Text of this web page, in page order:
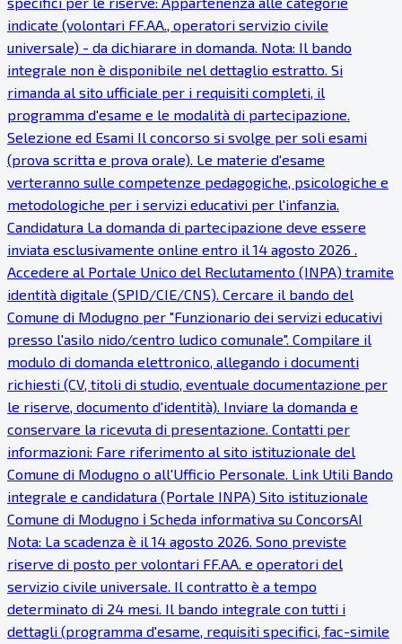
indicate (volontari FF.AA., operatori servizio civile
universale) - da dichiarare in domanda. Nota: Il bando
integrale non è disponibile nel dettaglio estratto. Si
rimanda al sito ufficiale per i requisiti completi, il
programma d'esame e le modalità di partecipazione.
Selezione ed Esami Il concorso si svolge per soli esami
(prova scritta e prova orale). Le materie d'esame
verteranno sulle competenze pedagogiche, psicologiche e
metodologiche per i servizi educativi per l'infanzia.
Candidatura La domanda di partecipazione deve essere
inviata esclusivamente online entro il 14 agosto 2026 .
Accedere al Portale Unico del Reclutamento (INPA) tramite
identità digitale (SPID/CIE/CNS). Cercare il bando del
Comune di Modugno per "Funzionario dei servizi educativi
presso l'asilo nido/centro ludico comunale". Compilare il
modulo di domanda elettronico, allegando i documenti
richiesti (CV, titoli di studio, eventuale documentazione per
le riserve, documento d'identità). Inviare la domanda e
conservare la ricevuta di presentazione. Contatti per
informazioni: Fare riferimento al sito istituzionale del
Comune di Modugno o all'Ufficio Personale. Link Utili Bando
integrale e candidatura (Portale INPA) Sito istituzionale
Comune di Modugno ℹ Scheda informativa su ConcorsAI
Nota: La scadenza è il 14 agosto 2026. Sono previste
riserve di posto per volontari FF.AA. e operatori del
servizio civile universale. Il contratto è a tempo
determinato di 24 mesi. Il bando integrale con tutti i
dettagli (programma d'esame, requisiti specifici, fac-simile